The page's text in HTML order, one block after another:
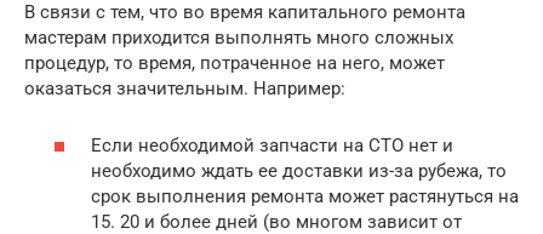
В связи с тем, что во время капитального ремонта
мастерам приходится выполнять много сложных
процедур, то время, потраченное на него, может
оказаться значительным. Например:
Если необходимой запчасти на СТО нет и
необходимо ждать ее доставки из-за рубежа, то
срок выполнения ремонта может растянуться на
15. 20 и более дней (во многом зависит от